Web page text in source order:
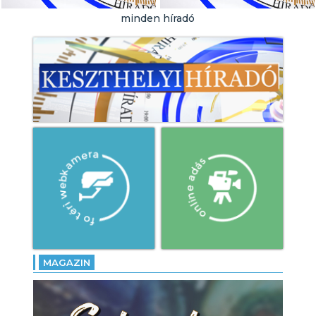
Városi Strandra!
- Örökségünk tábor: töretlen
a népszerűsége a
pásztorélet
hagyományainak!
- Altér Feszt: megkezdődött
a négynapos program
Gyenesdiáson!
minden híradó
MAGAZIN